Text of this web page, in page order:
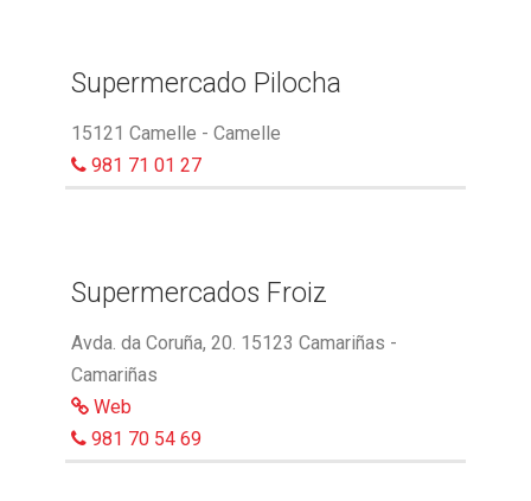
Supermercado Pilocha
15121 Camelle - Camelle
981 71 01 27
Supermercados Froiz
Avda. da Coruña, 20. 15123 Camariñas -
Camariñas
Web
981 70 54 69